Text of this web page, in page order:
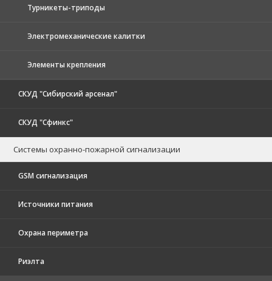
Турникеты-триподы
Электромеханические калитки
Элементы крепления
СКУД "Сибирский арсенал"
СКУД "Сфинкс"
Системы охранно-пожарной сигнализации
GSM сигнализация
Источники питания
Охрана периметра
Риэлта